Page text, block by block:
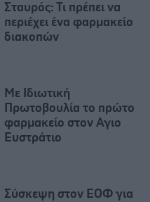
Σταυρός: Τι πρέπει να
περιέχει ένα φαρμακείο
διακοπών
Με Ιδιωτική
Πρωτοβουλία το πρώτο
φαρμακείο στον Αγιο
Ευστράτιο
Σύσκεψη στον ΕΟΦ για